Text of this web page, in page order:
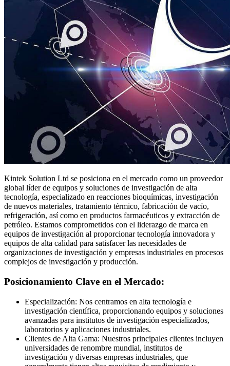
Kintek Solution Ltd se posiciona en el mercado como un proveedor
global líder de equipos y soluciones de investigación de alta
tecnología, especializado en reacciones bioquímicas, investigación
de nuevos materiales, tratamiento térmico, fabricación de vacío,
refrigeración, así como en productos farmacéuticos y extracción de
petróleo. Estamos comprometidos con el liderazgo de marca en
equipos de investigación al proporcionar tecnología innovadora y
equipos de alta calidad para satisfacer las necesidades de
organizaciones de investigación y empresas industriales en procesos
complejos de investigación y producción.
Posicionamiento Clave en el Mercado:
Especialización: Nos centramos en alta tecnología e
investigación científica, proporcionando equipos y soluciones
avanzadas para institutos de investigación especializados,
laboratorios y aplicaciones industriales.
Clientes de Alta Gama: Nuestros principales clientes incluyen
universidades de renombre mundial, institutos de
investigación y diversas empresas industriales, que